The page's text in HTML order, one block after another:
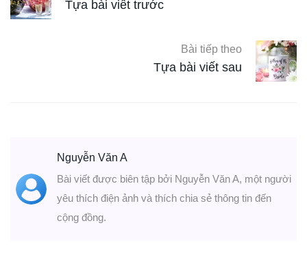
Tựa bài viết trước
Bài tiếp theo
Tựa bài viết sau
Nguyễn Văn A
Bài viết được biên tập bởi Nguyễn Văn A, một người
yêu thích điện ảnh và thích chia sẻ thông tin đến
cộng đồng.